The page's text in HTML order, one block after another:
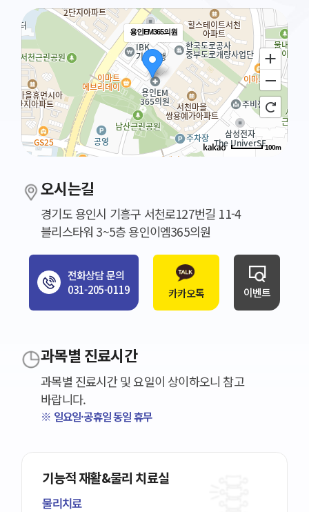
용인EM365의원
100m
오시는길
경기도 용인시 기흥구 서천로127번길 11-4
블리스타워 3~5층 용인이엠365의원
전화상담 문의
031-205-0119
카카오톡 이벤트
과목별 진료시간
과목별 진료시간 및 요일이 상이하오니 참고
바랍니다.
※ 일요일·공휴일 동일 휴무
기능적 재활&물리 치료실
물리치료